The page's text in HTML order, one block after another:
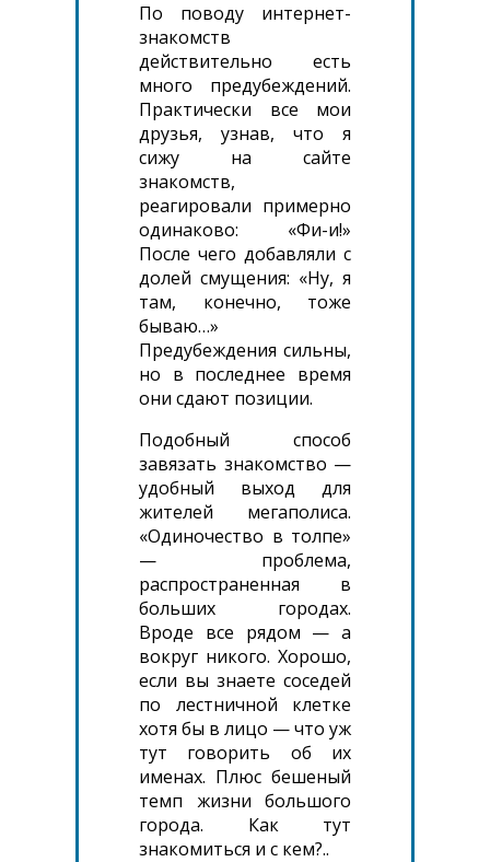
По поводу интернет-
знакомств
действительно есть
много предубеждений.
Практически все мои
друзья, узнав, что я
сижу на сайте
знакомств,
реагировали примерно
одинаково: «Фи-и!»
После чего добавляли с
долей смущения: «Ну, я
там, конечно, тоже
бываю…»
Предубеждения сильны,
но в последнее время
они сдают позиции.
Подобный способ
завязать знакомство —
удобный выход для
жителей мегаполиса.
«Одиночество в толпе»
— проблема,
распространенная в
больших городах.
Вроде все рядом — а
вокруг никого. Хорошо,
если вы знаете соседей
по лестничной клетке
хотя бы в лицо — что уж
тут говорить об их
именах. Плюс бешеный
темп жизни большого
города. Как тут
знакомиться и с кем?..